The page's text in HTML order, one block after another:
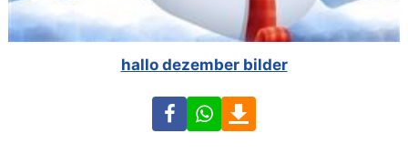
hallo dezember bilder
FacebookWhatsApp